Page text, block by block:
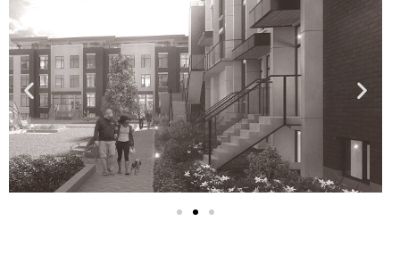
实用链接
加拿大房地产网站
大多伦多教育网站
大多伦多医疗机构
加拿大银行贷款机构